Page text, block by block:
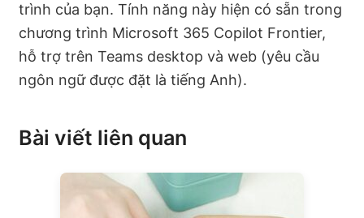
trình của bạn. Tính năng này hiện có sẵn trong
chương trình Microsoft 365 Copilot Frontier,
hỗ trợ trên Teams desktop và web (yêu cầu
ngôn ngữ được đặt là tiếng Anh).
Bài viết liên quan